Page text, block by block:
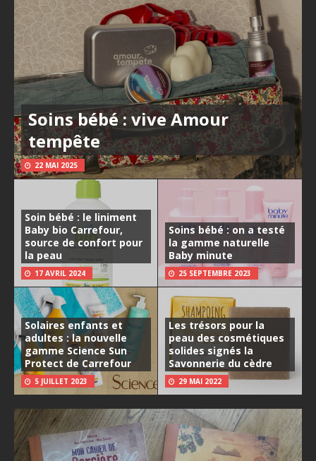
Soins bébé : vive Amour
tempête
22 MAI 2025
Soin bébé : le liniment
Baby bio Carrefour,
source de confort pour
la peau
17 AVRIL 2024
Soins bébé : on a testé
la gamme naturelle
Baby minute
25 SEPTEMBRE 2023
Solaires enfants et
adultes : la nouvelle
gamme Science Sun
Protect de Carrefour
5 JUILLET 2023
Les trésors pour la
peau des cosmétiques
solides signés la
Savonnerie du cèdre
29 MAI 2022